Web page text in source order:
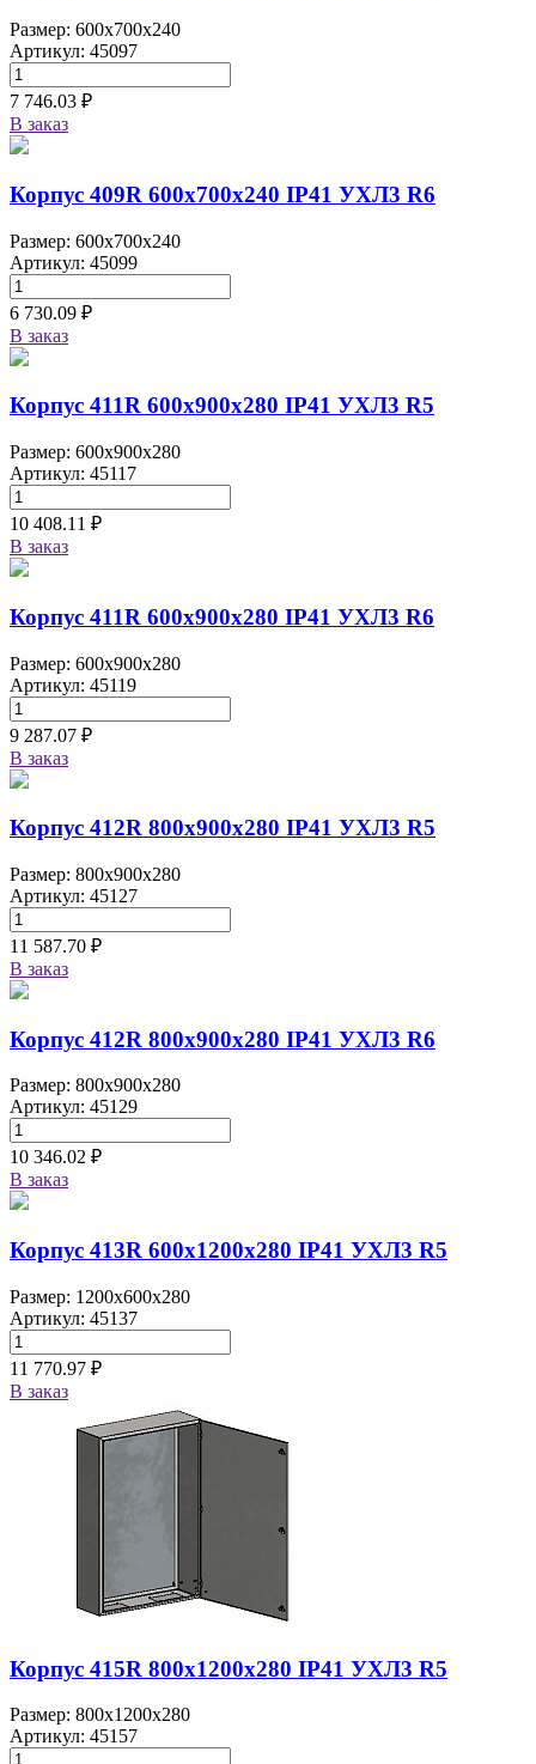
Размер: 600x700x240
Артикул: 45097
7 746.03 ₽
В заказ
Корпус 409R 600х700х240 IP41 УХЛ3 R6
Размер: 600x700x240
Артикул: 45099
6 730.09 ₽
В заказ
Корпус 411R 600х900х280 IP41 УХЛ3 R5
Размер: 600x900x280
Артикул: 45117
10 408.11 ₽
В заказ
Корпус 411R 600х900х280 IP41 УХЛ3 R6
Размер: 600x900x280
Артикул: 45119
9 287.07 ₽
В заказ
Корпус 412R 800х900х280 IP41 УХЛ3 R5
Размер: 800x900x280
Артикул: 45127
11 587.70 ₽
В заказ
Корпус 412R 800х900х280 IP41 УХЛ3 R6
Размер: 800x900x280
Артикул: 45129
10 346.02 ₽
В заказ
Корпус 413R 600х1200х280 IP41 УХЛ3 R5
Размер: 1200x600x280
Артикул: 45137
11 770.97 ₽
В заказ
Корпус 415R 800х1200х280 IP41 УХЛ3 R5
Размер: 800x1200x280
Артикул: 45157